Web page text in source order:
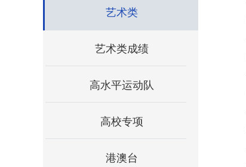
艺术类
艺术类成绩
高水平运动队
高校专项
港澳台